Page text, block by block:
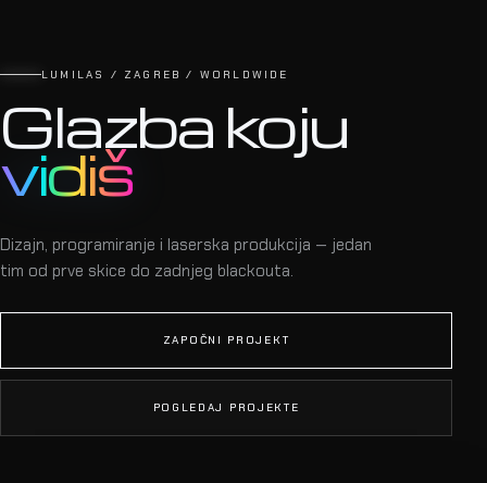
LUMILAS / ZAGREB / WORLDWIDE
Glazba koju
vidiš
Dizajn, programiranje i laserska produkcija — jedan
tim od prve skice do zadnjeg blackouta.
ZAPOČNI PROJEKT
POGLEDAJ PROJEKTE